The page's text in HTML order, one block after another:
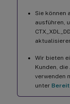
Sie können
ausführen,
Wir bieten
Kunden,
verwenden
unter